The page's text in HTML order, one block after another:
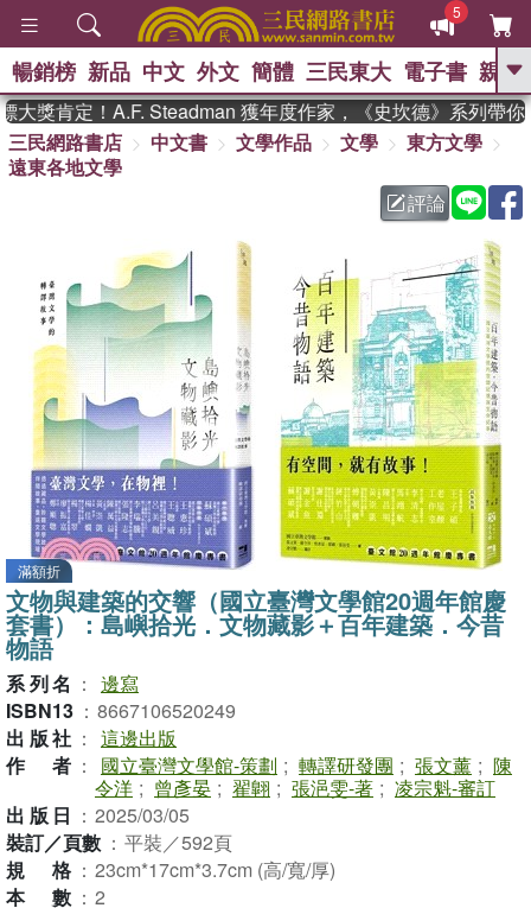
5
GO
熱搜： 東野圭吾 、 高希均教授回憶錄
暑期推薦 、 國際布克
方念華 、 台灣的李
登輝時代
、
偉大的迷走神經
暢銷榜 新品 中文 外文 簡體 三民東大 電子書 親子
獎肯定！A.F. Steadman 獲年度作家，《史坎德》系列帶你踏
三民網路書店
中文書 文學作品 文學
東方文學
遠東各地文學
評論
滿額折
文物與建築的交響（國立臺灣文學館20週年館慶
套書）：島嶼拾光．文物藏影＋百年建築．今昔
物語
系列名 ： 邊寫
ISBN13 ： 8667106520249
出版社 ： 這邊出版
作者 ： 國立臺灣文學館-策劃 ; 轉譯研發團 ; 張文薰 ; 陳
令洋 ; 曾彥晏 ; 翟翺 ; 張浥雯-著 ; 凌宗魁-審訂
出版日 ： 2025/03/05
裝訂／頁數 ： 平裝／592頁
規格 ： 23cm*17cm*3.7cm (高/寬/厚)
本數 ： 2